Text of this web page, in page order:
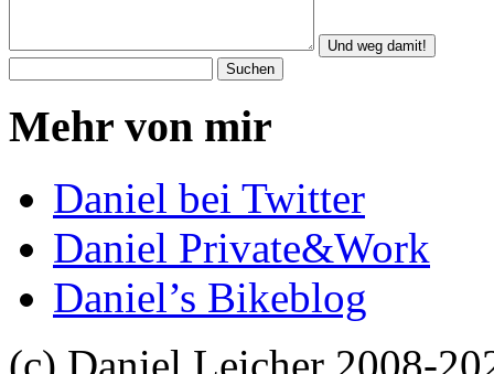
Mehr von mir
Daniel bei Twitter
Daniel Private&Work
Daniel’s Bikeblog